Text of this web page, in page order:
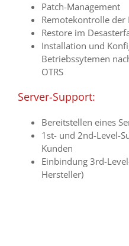
Patch-Management
Remotekontrolle der
Restore im
Installation und
Betriebssytemen
OTRS
Server-Support:
Bereitstellen eines
1st- und 2nd-Level-
Kunden
Einbindung 3rd-
Hersteller)